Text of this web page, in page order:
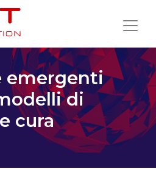
emergenti
di
cura